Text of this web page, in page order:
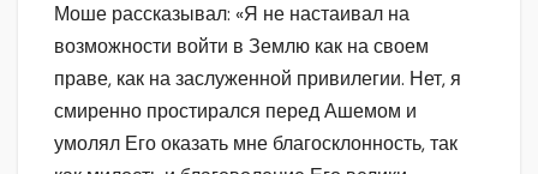
Моше рассказывал: «Я не настаивал на
возможности войти в Землю как на своем
праве, как на заслуженной привилегии. Нет, я
смиренно простирался перед Ашемом и
умолял Его оказать мне благосклонность, так